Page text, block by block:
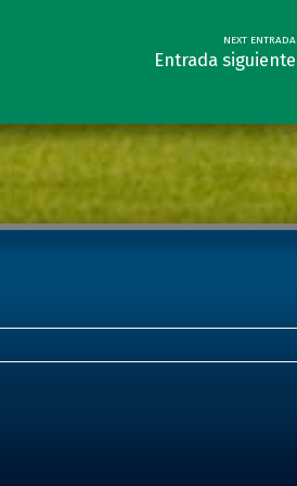
NEXT ENTRADA
Entrada siguiente